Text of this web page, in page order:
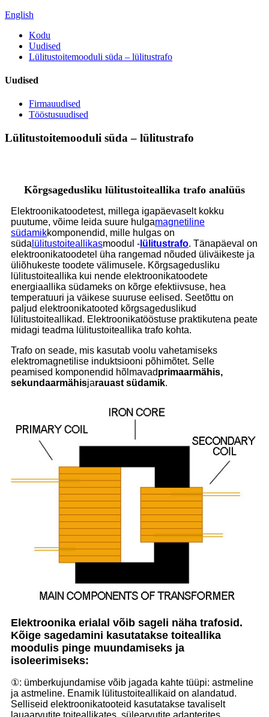
English
Kodu
Uudised
Lülitustoitemooduli süda – lülitustrafo
Uudised
Firmauudised
Tööstusuudised
Lülitustoitemooduli süda – lülitustrafo
Kõrgsagedusliku lülitustoiteallika trafo analüüs
Elektroonikatoodetest, millega igapäevaselt kokku
puutume, võime leida suure hulgamagnetiline
südamikkomponendid, mille hulgas on
süda lülitustoiteallikasmoodul - lülitustrafo. Tänapäeval on
elektroonikatoodetel üha rangemad nõuded üliväikeste ja
üliõhukeste toodete välimusele. Kõrgsagedusliku
lülitustoiteallika kui nende elektroonikatoodete
energiaallika südameks on kõrge efektiivsuse, hea
temperatuuri ja väikese suuruse eelised. Seetõttu on
paljud elektroonikatooted kõrgsageduslikud
lülitustoiteallikad. Elektroonikatööstuse praktikutena peate
midagi teadma lülitustoiteallika trafo kohta.
Trafo on seade, mis kasutab voolu vahetamiseks
elektromagnetilise induktsiooni põhimõtet. Selle
peamised komponendid hõlmavadprimaarmähis,
sekundaarmähisjarauast südamik.
Elektroonika erialal võib sageli näha trafosid.
Kõige sagedamini kasutatakse toiteallika
moodulis pinge muundamiseks ja
isoleerimiseks:
①: ümberkujundamise võib jagada kahte tüüpi: astmeline
ja astmeline. Enamik lülitustoiteallikaid on alandatud.
Selliseid elektroonikatooteid kasutatakse tavaliselt
lauaarvutite toiteallikates, sülearvutite adapterites,